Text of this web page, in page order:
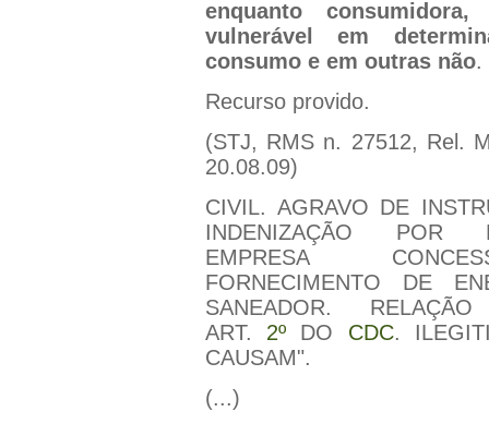
enquanto
vulnerável em
consumo e em outras não.
Recurso provido.
(STJ, RMS n. 27512, Rel.
20.08.09)
CIVIL. AGRAVO DE
INDENIZAÇÃO POR
EMPRESA
FORNECIMENTO DE
SANEADOR.
ART.
2º DO CDC.
CAUSAM".
(...)